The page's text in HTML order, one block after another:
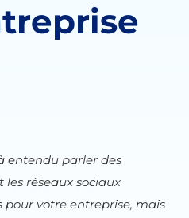
entendu parler des
réseaux sociaux
votre entreprise, mais